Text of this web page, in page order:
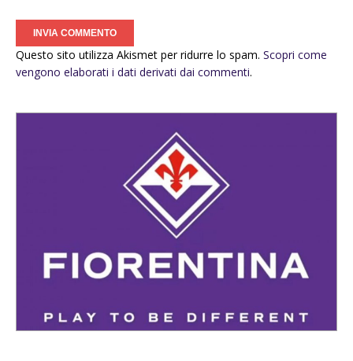
Questo sito utilizza Akismet per ridurre lo spam. Scopri come
vengono elaborati i dati derivati dai commenti.